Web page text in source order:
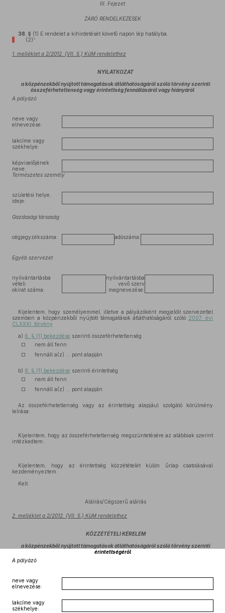
III. Fejezet
ZÁRÓ RENDELKEZÉSEK
38. § (1) E rendelet a kihirdetését követő napon lép hatályba.
(2) 2
1. melléklet a 2/2012. (VII. 5.) KüM rendelethez
NYILATKOZAT
a közpénzekből nyújtott támogatások átláthatóságáról szóló törvény szerinti
összeférhetetlenség vagy érintettség fennállásáról vagy hiányáról
A pályázó
neve vagy
elnevezése:
lakcíme vagy
székhelye:
képviselőjének
neve:
Természetes személy
születési helye,
ideje:
Gazdasági társaság
cégjegyzékszáma: adószáma:
Egyéb szervezet
nyilvántartásba
vételi
okirat száma:
nyilvántartásba
vevő szerv
megnevezése:
Kijelentem, hogy személyemmel, illetve a pályázóként megjelölt szervezettel
szemben a közpénzekből nyújtott támogatások átláthatóságáról szóló 2007. évi
CLXXXI. törvény
a) 6. § (1) bekezdése szerinti összeférhetetlenség
□
nem áll fenn
□
fennáll a(z) ... pont alapján
b) 8. § (1) bekezdése szerinti érintettség
□
nem áll fenn
□
fennáll a(z) ... pont alapján
Az összeférhetetlenség vagy az érintettség alapjául szolgáló körülmény
leírása:
Kijelentem, hogy az összeférhetetlenség megszüntetésére az alábbiak szerint
intézkedtem:
Kijelentem, hogy az érintettség közzétételét külön űrlap csatolásával
kezdeményeztem.
Kelt:
Aláírás/Cégszerű aláírás
2. melléklet a 2/2012. (VII. 5.) KüM rendelethez
KÖZZÉTÉTELI KÉRELEM
a közpénzekből nyújtott támogatások átláthatóságáról szóló törvény szerinti
érintettségéről
A pályázó
neve vagy
elnevezése:
lakcíme vagy
székhelye: